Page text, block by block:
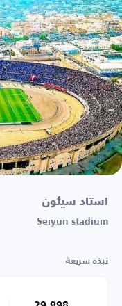
استاد سيئون
Seiyun stadium
نبذه سريعة